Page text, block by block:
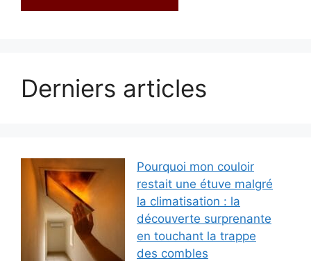
Derniers articles
Pourquoi mon couloir
restait une étuve malgré
la climatisation : la
découverte surprenante
en touchant la trappe
des combles